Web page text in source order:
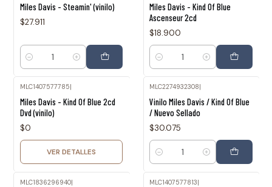
Miles Davis - Steamin' (vinilo)
$27.911
Cantidad
Miles Davis - Kind Of Blue
Ascenseur 2cd
$18.900
Cantidad
MLC1407577785
Miles Davis - Kind Of Blue 2cd
Dvd (vinilo)
$0
VER DETALLES
MLC2274932308
Vinilo Miles Davis / Kind Of Blue
/ Nuevo Sellado
$30.075
Cantidad
MLC1836296940| MLC1407577813|